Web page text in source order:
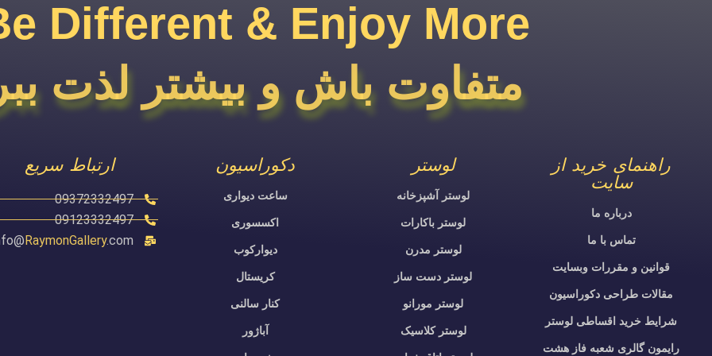
Different & Enjoy More​
متفاوت باش و بیشتر لذت
راهنمای خرید از
سایت
درباره ما
تماس با ما
قوانین و مقررات وبسایت
مقالات طراحی دکوراسیون
شرایط خرید اقساطی لوستر
رایمون گالری شعبه فاز هشت
لوستر
لوستر آشپزخانه
لوستر باکارات
لوستر مدرن
لوستر دست ساز
لوستر مورانو
لوستر کلاسیک
دکوراسیون
ساعت دیواری
اکسسوری
دیوارکوب
کریستال
کنار سالنی
آباژور
ارتباط سریع
09372332497
09123332497
RaymonGallery.com